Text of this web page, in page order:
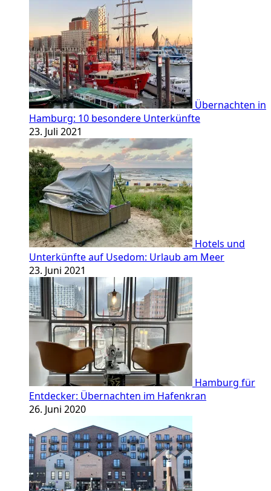
Übernachten in
Hamburg: 10 besondere Unterkünfte
23. Juli 2021
Hotels und
Unterkünfte auf Usedom: Urlaub am Meer
23. Juni 2021
Hamburg für
Entdecker: Übernachten im Hafenkran
26. Juni 2020